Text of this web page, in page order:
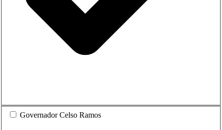
Governador Celso Ramos